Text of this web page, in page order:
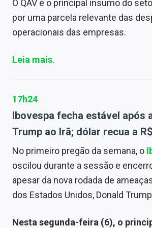
O QAV é o principal insumo do
por uma parcela relevante das
operacionais das empresas.
Leia mais.
17h24
Ibovespa fecha estável após
Trump ao Irã; dólar recua a
No primeiro pregão da semana, o
oscilou durante a sessão e
apesar da nova rodada de
dos Estados Unidos, Donald
Nesta segunda-feira (6), o